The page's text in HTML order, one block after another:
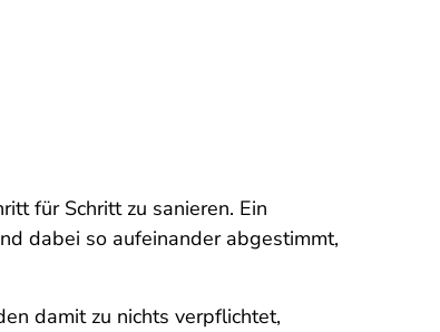
für Schritt zu sanieren. Ein
dabei so aufeinander abgestimmt,
damit zu nichts verpflichtet,